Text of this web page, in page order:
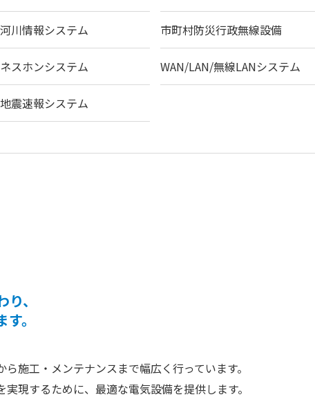
川情報システム 市町村防災行政無線設備
スホンシステム WAN/LAN/無線LANシステム
震速報システム
、
。
施工・メンテナンスまで幅広く行っています。
現するために、最適な電気設備を提供します。